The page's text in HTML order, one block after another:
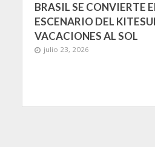
BRASIL SE CONVIERTE
ESCENARIO DEL
VACACIONES AL SOL
julio 23, 2026